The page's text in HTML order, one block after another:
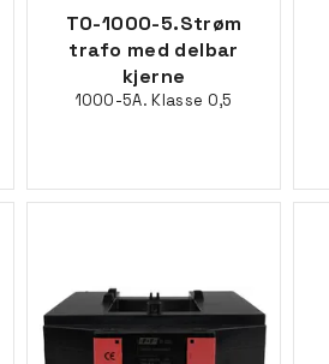
TO-1000-5.Strøm
trafo med delbar
kjerne
1000-5A. Klasse 0,5